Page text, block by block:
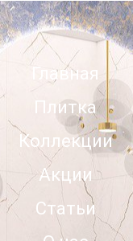
Главная
Плитка
Коллекции
Акции
Статьи